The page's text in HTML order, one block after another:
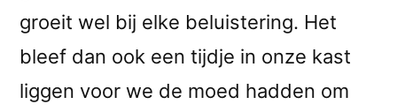
groeit wel bij elke beluistering. Het
bleef dan ook een tijdje in onze kast
liggen voor we de moed hadden om